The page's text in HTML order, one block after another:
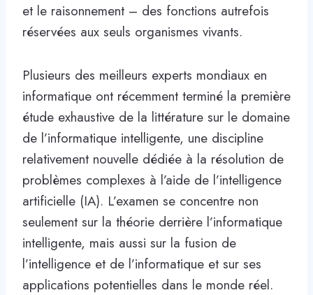
et le raisonnement – des fonctions autrefois
réservées aux seuls organismes vivants.
Plusieurs des meilleurs experts mondiaux en
informatique ont récemment terminé la première
étude exhaustive de la littérature sur le domaine
de l’informatique intelligente, une discipline
relativement nouvelle dédiée à la résolution de
problèmes complexes à l’aide de l’intelligence
artificielle (IA). L’examen se concentre non
seulement sur la théorie derrière l’informatique
intelligente, mais aussi sur la fusion de
l’intelligence et de l’informatique et sur ses
applications potentielles dans le monde réel.